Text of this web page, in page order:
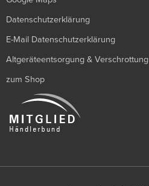
Datenschutzerklärung
E-Mail Datenschutzerklärung
Altgeräteentsorgung & Verschrottung
zum Shop